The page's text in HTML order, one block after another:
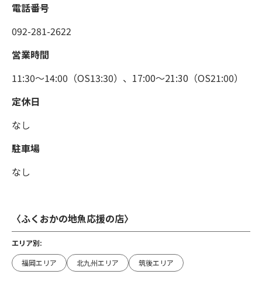
電話番号
092-281-2622
営業時間
11:30～14:00（OS13:30）、17:00～21:30（OS21:00）
定休日
なし
駐車場
なし
〈ふくおかの地魚応援の店〉
エリア別:
福岡エリア
北九州エリア 筑後エリア